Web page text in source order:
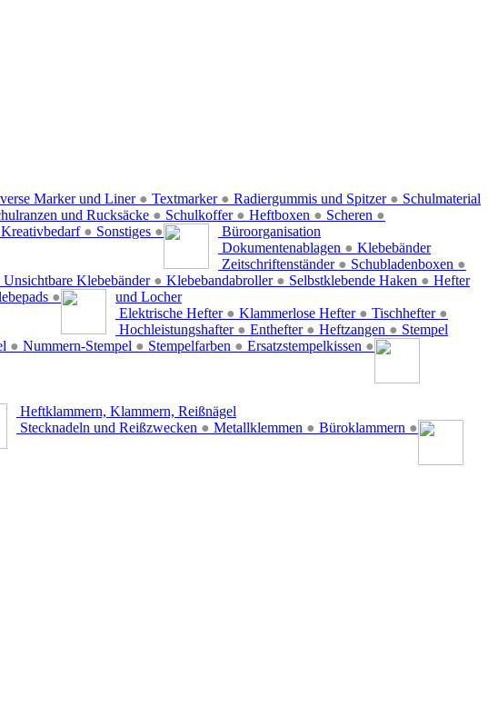
Marker und Liner ● Textmarker ● Radiergummis und Spitzer ● Schulmaterial
und Rucksäcke ● Schulkoffer ● Heftboxen ● Scheren ●
Kreativbedarf ● Sonstiges ●
Büroorganisation
Dokumentenablagen ●
Zeitschriftenständer ● Schubladenboxen ●
Klebebänder
Unsichtbare Klebebänder ● Klebebandabroller ● Selbstklebende Haken ●
●
Hefter
und Locher
Elektrische Hefter ● Klammerlose Hefter ● Tischhefter ●
Hochleistungshafter ● Enthefter ● Heftzangen ● Stempel
● Nummern-Stempel ● Stempelfarben ● Ersatzstempelkissen ●
Heftklammern, Klammern, Reißnägel
Stecknadeln und Reißzwecken ● Metallklemmen ● Büroklammern ●